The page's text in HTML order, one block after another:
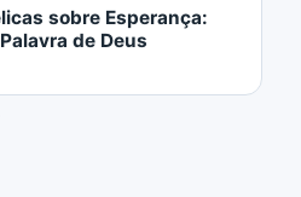
sobre Esperança:
de Deus